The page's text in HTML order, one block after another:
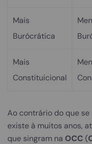
Mais
Burócrática
Mais
Constituicional
Ao contrário do que
existe à muitos anos,
que singram na OCC (